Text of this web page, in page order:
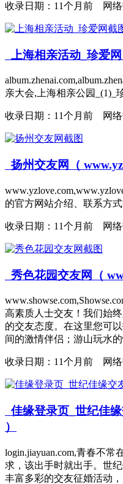
收录日期： 11个月前 网络
上海相亲活动_珍爱网
亲大会,上海相亲公园_(1)_
收录日期： 11个月前 网络
扬州交友网（
的官方网站介绍、联系方
收录日期： 11个月前 网络
秀色花园交友网（
高素质人士交友！我们始
的交友态度。在这里您可
间的激情伴侣；游山玩水
收录日期： 11个月前 网络
佳缘登录页_世纪佳
）
login.jiayuan.com,青春不
求，该出手时就出手。世
丰富多彩的交友征婚活动